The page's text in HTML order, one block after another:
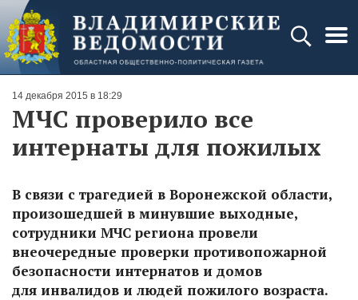
14 декабря 2015 в 18:29
МЧС проверило все
интернаты для пожилых
В связи с трагедией в Воронежской области,
произошедшей в минувшие выходные,
сотрудники МЧС региона провели
внеочередные проверки противопожарной
безопасности интернатов и домов
для инвалидов и людей пожилого возраста.